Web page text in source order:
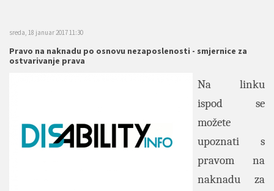
sreda, 18 januar 2017 11:30
Pravo na naknadu po osnovu nezaposlenosti - smjernice za
ostvarivanje prava
Na linku
ispod se
možete
upoznati s
pravom na
naknadu za